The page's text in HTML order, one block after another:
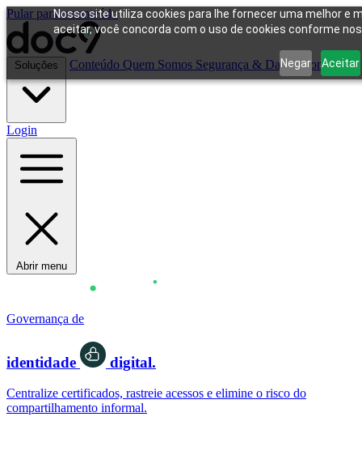
Nosso site utiliza cookies para lhe fornecer uma melhor e
aceitar, você concorda com o uso de cookies conforme
Negar Aceitar
Pular para o conteúdo
Soluções Conteúdo Quem Somos Segurança & DadosContato
Login
Abrir menu
Governança de
identidade digital.
Centralize certificados, rastreie acessos e elimine o risco do
compartilhamento informal.